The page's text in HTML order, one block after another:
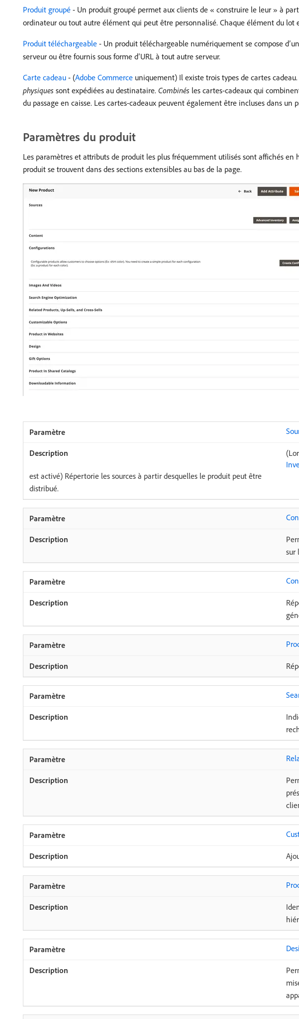
Produit groupé - Un produit groupé permet aux clients de « construire le leur » à
ordinateur ou tout autre élément qui peut être personnalisé. Chaque élément du lot
Produit téléchargeable - Un produit téléchargeable numériquement se compose
serveur ou être fournis sous forme d’URL à tout autre serveur.
Carte cadeau - (Adobe Commerce uniquement) Il existe trois types de cartes
physiques sont expédiées au destinataire. Combinés les cartes-cadeaux qui
du passage en caisse. Les cartes-cadeaux peuvent également être incluses dans un
Paramètres du produit
Les paramètres et attributs de produit les plus fréquemment utilisés sont affichés en
produit se trouvent dans des sections extensibles au bas de la page.
est activé) Répertorie les sources à partir desquelles le produit peut être
distribué.
sur